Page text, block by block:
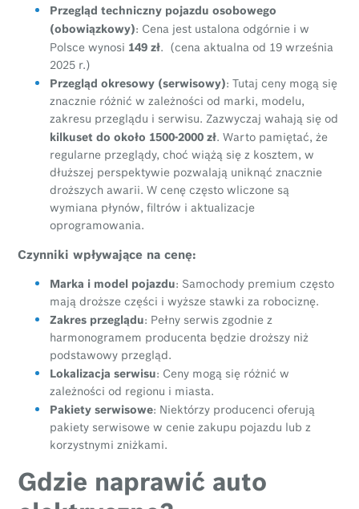
Przegląd techniczny pojazdu osobowego
(obowiązkowy): Cena jest ustalona odgórnie i w
Polsce wynosi 149 zł. (cena aktualna od 19 września
2025 r.)
Przegląd okresowy (serwisowy): Tutaj ceny mogą się
znacznie różnić w zależności od marki, modelu,
zakresu przeglądu i serwisu. Zazwyczaj wahają się od
kilkuset do około 1500-2000 zł. Warto pamiętać, że
regularne przeglądy, choć wiążą się z kosztem, w
dłuższej perspektywie pozwalają uniknąć znacznie
droższych awarii. W cenę często wliczone są
wymiana płynów, filtrów i aktualizacje
oprogramowania.
Czynniki wpływające na cenę:
Marka i model pojazdu: Samochody premium często
mają droższe części i wyższe stawki za robociznę.
Zakres przeglądu: Pełny serwis zgodnie z
harmonogramem producenta będzie droższy niż
podstawowy przegląd.
Lokalizacja serwisu: Ceny mogą się różnić w
zależności od regionu i miasta.
Pakiety serwisowe: Niektórzy producenci oferują
pakiety serwisowe w cenie zakupu pojazdu lub z
korzystnymi zniżkami.
Gdzie naprawić auto